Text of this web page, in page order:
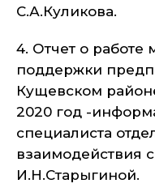
С.А.Куликова.
4. Отчет о работе
поддержки
Кущевском
2020 год -
специалиста
взаимодействия
И.Н.Старыгиной.